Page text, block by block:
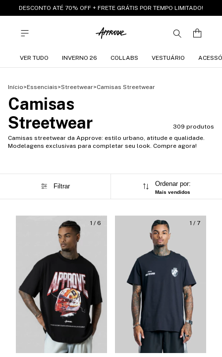
DESCONTO ATÉ 70% OFF + FRETE GRÁTIS POR TEMPO LIMITADO!
VER TUDO INVERNO 26 COLLABS VESTUÁRIO
Início>Essenciais>Streetwear>Camisas Streetwear
Camisas
Streetwear
309 produtos
Camisas streetwear da Approve: estilo urbano, atitude e qualidade.
Modelagens exclusivas para completar seu look. Compre agora!
Filtrar Ordenar por:
Mais vendidos
1 / 6 1 / 7